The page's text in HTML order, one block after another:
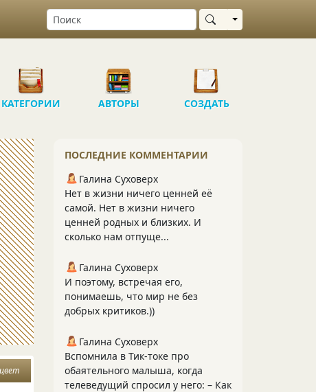
Выбрать область
КАТЕГОРИИ АВТОРЫ СОЗДАТЬ
цвет
ПОСЛЕДНИЕ КОММЕНТАРИИ
Галина Суховерх
Нет в жизни ничего ценней её
самой. Нет в жизни ничего
ценней родных и близких. И
сколько нам отпуще...
Галина Суховерх
И поэтому, встречая его,
понимаешь, что мир не без
добрых критиков.))
Галина Суховерх
Вспомнила в Тик-токе про
обаятельного малыша, когда
телеведущий спросил у него: – Как